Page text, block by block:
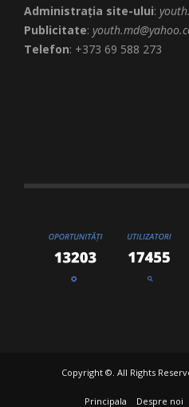
Administrația site-ului:
Publicitate:
Telefon: +373 69 588 273
Copyright ©. All Rights
Principala Despre noi